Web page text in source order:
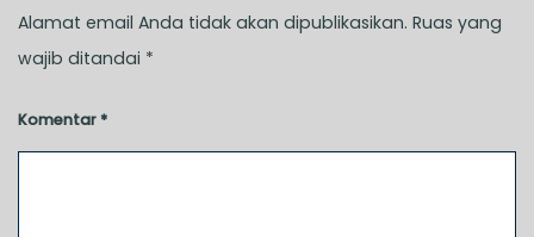
Alamat email Anda tidak akan dipublikasikan. Ruas yang
wajib ditandai *
Komentar *